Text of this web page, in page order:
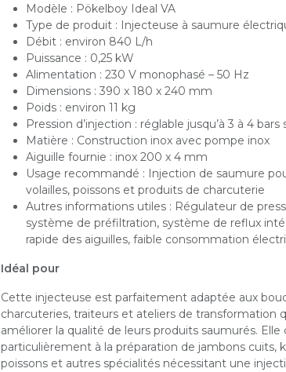
Modèle : Pökelboy Ideal VA
Type de produit : Injecteuse à saumure
Débit : environ 840 L/h
Puissance : 0,25 kW
Alimentation : 230 V monophasé – 50 Hz
Dimensions : 390 x 180 x 240 mm
Poids : environ 11 kg
Pression d’injection : réglable jusqu’à 3 à 4
Matière : Construction inox avec pompe inox
Aiguille fournie : inox 200 x 4 mm
Usage recommandé : Injection de saumure
volailles, poissons et produits de charcuterie
Autres informations utiles : Régulateur de
système de préfiltration, système de reflux
rapide des aiguilles, faible consommation
Idéal pour
Cette injecteuse est parfaitement adaptée aux
charcuteries, traiteurs et ateliers de transformation
améliorer la qualité de leurs produits saumurés. Elle
particulièrement à la préparation de jambons cuits,
poissons et autres spécialités nécessitant une